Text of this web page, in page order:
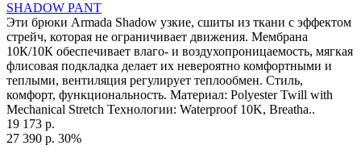
SHADOW PANT
Эти брюки Armada Shadow узкие, сшиты из ткани с эффектом
стрейч, которая не ограничивает движения. Мембрана
10К/10К обеспечивает влаго- и воздухопроницаемость, мягкая
флисовая подкладка делает их невероятно комфортными и
теплыми, вентиляция регулирует теплообмен. Стиль,
комфорт, функциональность. Материал: Polyester Twill with
Mechanical Stretch Технологии: Waterproof 10K, Breatha..
19 173 р.
27 390 р. 30%